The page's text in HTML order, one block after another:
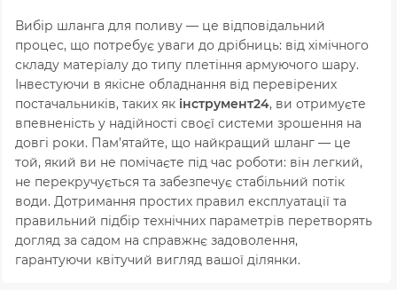
Вибір шланга для поливу — це відповідальний
процес, що потребує уваги до дрібниць: від хімічного
складу матеріалу до типу плетіння армуючого шару.
Інвестуючи в якісне обладнання від перевірених
постачальників, таких як інструмент24, ви отримуєте
впевненість у надійності своєї системи зрошення на
довгі роки. Пам’ятайте, що найкращий шланг — це
той, який ви не помічаєте під час роботи: він легкий,
не перекручується та забезпечує стабільний потік
води. Дотримання простих правил експлуатації та
правильний підбір технічних параметрів перетворять
догляд за садом на справжнє задоволення,
гарантуючи квітучий вигляд вашої ділянки.